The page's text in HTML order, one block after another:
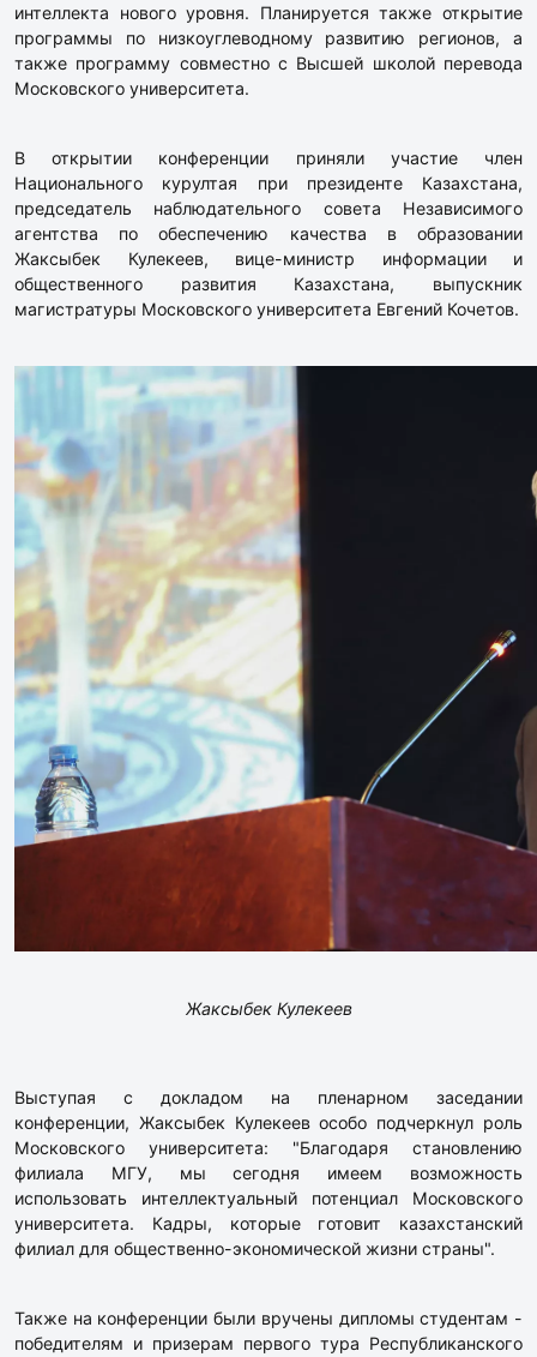
интеллекта нового уровня. Планируется также открытие
программы по низкоуглеводному развитию регионов, а
также программу совместно с Высшей школой перевода
Московского университета.
В открытии конференции приняли участие член
Национального курултая при президенте Казахстана,
председатель наблюдательного совета Независимого
агентства по обеспечению качества в образовании
Жаксыбек Кулекеев, вице-министр информации и
общественного развития Казахстана, выпускник
магистратуры Московского университета Евгений Кочетов.
Жаксыбек Кулекеев
Выступая с докладом на пленарном заседании
конференции, Жаксыбек Кулекеев особо подчеркнул роль
Московского университета: "Благодаря становлению
филиала МГУ, мы сегодня имеем возможность
использовать интеллектуальный потенциал Московского
университета. Кадры, которые готовит казахстанский
филиал для общественно-экономической жизни страны".
Также на конференции были вручены дипломы студентам -
победителям и призерам первого тура Республиканского